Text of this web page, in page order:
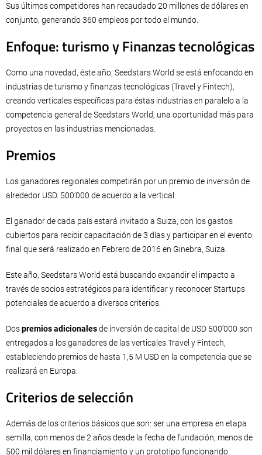
Sus últimos competidores han recaudado 20 millones de dólares en
conjunto, generando 360 empleos por todo el mundo.
Enfoque: turismo y Finanzas tecnológicas
Como una novedad, éste año, Seedstars World se está enfocando en
industrias de turismo y finanzas tecnológicas (Travel y Fintech),
creando verticales específicas para éstas industrias en paralelo a la
competencia general de Seedstars World, una oportunidad más para
proyectos en las industrias mencionadas.
Premios
Los ganadores regionales competirán por un premio de inversión de
alrededor USD. 500’000 de acuerdo a la vertical.
El ganador de cada país estará invitado a Suiza, con los gastos
cubiertos para recibir capacitación de 3 días y participar en el evento
final que será realizado en Febrero de 2016 en Ginebra, Suiza.
Este año, Seedstars World está buscando expandir el impacto a
través de socios estratégicos para identificar y reconocer Startups
potenciales de acuerdo a diversos criterios.
Dospremios adicionalesde inversión de capital de USD 500’000 son
entregados a los ganadores de las verticales Travel y Fintech,
estableciendo premios de hasta 1,5 M USD en la competencia que se
realizará en Europa.
Criterios de selección
Además de los criterios básicos que son: ser una empresa en etapa
semilla, con menos de 2 años desde la fecha de fundación, menos de
500 mil dólares en financiamiento y un prototipo funcionando.